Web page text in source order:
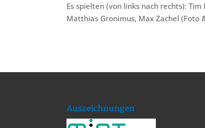
Es spielten (von links nach rechts):
Matthias Gronimus, Max Zachel (Foto
Auszeichnungen